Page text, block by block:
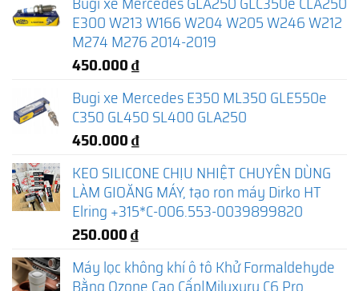
E300 W213 W166 W204 W205 W246 W212
M274 M276 2014-2019
450.000₫
Bugi xe Mercedes E350 ML350 GLE550e
C350 GL450 SL400 GLA250
450.000₫
KEO SILICONE CHỊU NHIỆT CHUYÊN DÙNG
LÀM GIOĂNG MÁY, tạo ron máy Dirko HT
Elring +315*C-006.553-0039899820
250.000₫
Máy lọc không khí ô tô Khử Formaldehyde
Bằng Ozone Cao Cấp|Miluxury C6 Pro